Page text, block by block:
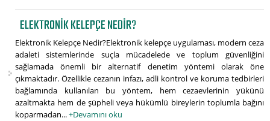
ELEKTRONIK KELEPÇE NEDIR?
Elektronik Kelepçe Nedir?Elektronik kelepçe uygulaması, modern ceza
adaleti sistemlerinde suçla mücadelede ve toplum güvenliğini
sağlamada önemli bir alternatif denetim yöntemi olarak öne
çıkmaktadır. Özellikle cezanın infazı, adli kontrol ve koruma tedbirleri
bağlamında kullanılan bu yöntem, hem cezaevlerinin yükünü
azaltmakta hem de şüpheli veya hükümlü bireylerin toplumla bağını
koparmadan...+Devamını oku